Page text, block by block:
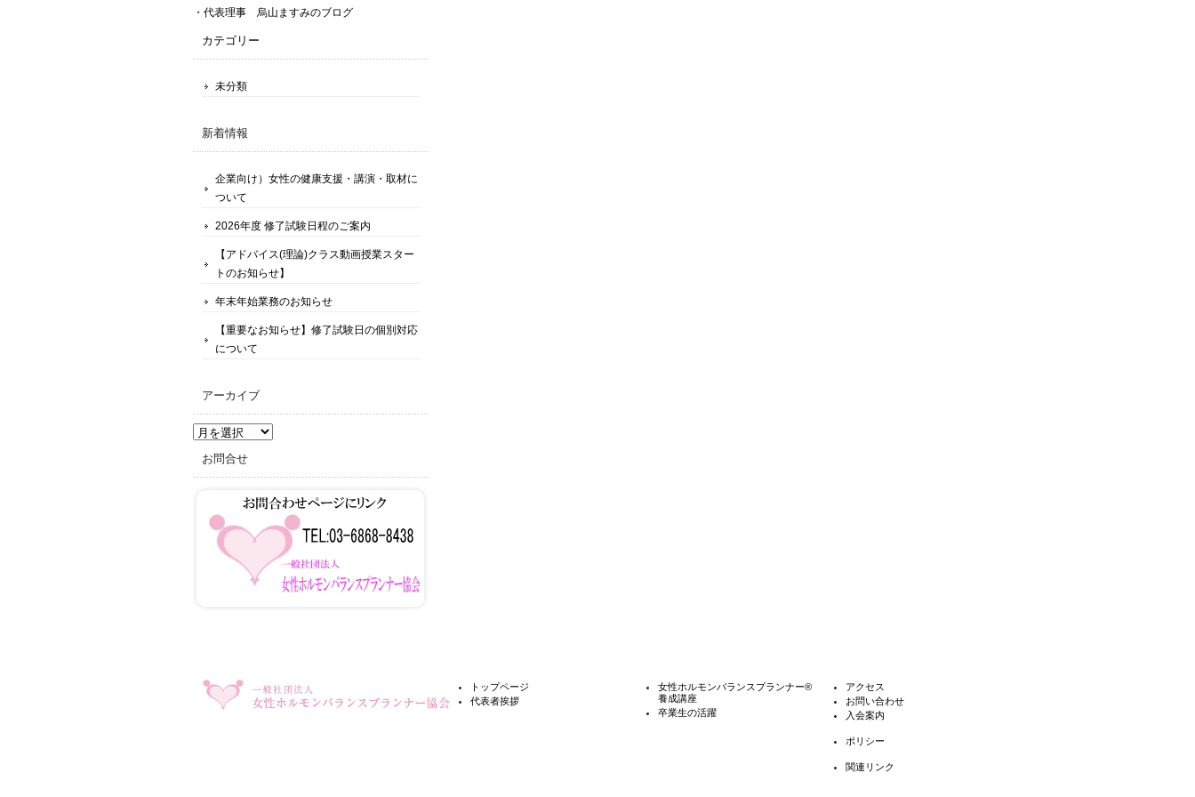
・代表理事 烏山ますみのブログ
カテゴリー
未分類
新着情報
企業向け）女性の健康支援・講演・取材に
ついて
2026年度 修了試験日程のご案内
【アドバイス(理論)クラス動画授業スター
トのお知らせ】
年末年始業務のお知らせ
【重要なお知らせ】修了試験日の個別対応
について
アーカイブ
ア
お問合せ
トップページ
代表者挨拶
女性ホルモンバランスプランナー®
養成講座
卒業生の活躍
アクセス
お問い合わせ
入会案内
ポリシー
関連リンク